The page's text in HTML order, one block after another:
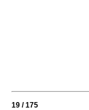
19 / 175